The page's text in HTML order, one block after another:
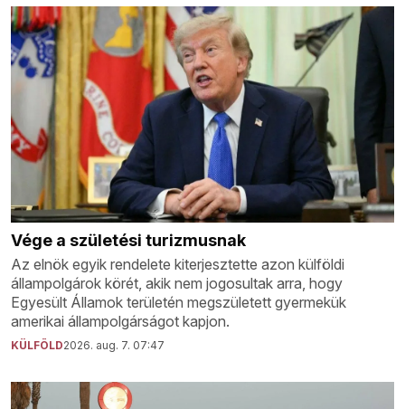
Vége a születési turizmusnak
Az elnök egyik rendelete kiterjesztette azon külföldi
állampolgárok körét, akik nem jogosultak arra, hogy
Egyesült Államok területén megszületett gyermekük
amerikai állampolgárságot kapjon.
KÜLFÖLD2026. aug. 7. 07:47